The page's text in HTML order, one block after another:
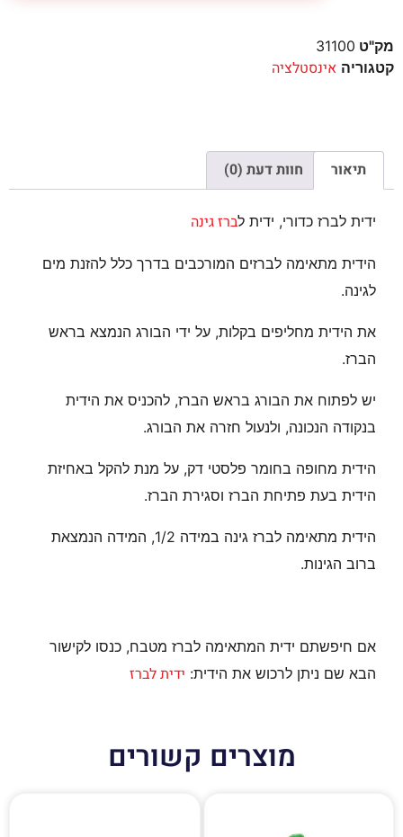
מק"ט 31100
קטגוריה אינסטלציה
תיאור חוות דעת (0)
ידית לברז כדורי, ידית לברז גינה
הידית מתאימה לברזים המורכבים בדרך כלל להזנת מים
לגינה.
את הידית מחליפים בקלות, על ידי הבורג הנמצא בראש
הברז.
יש לפתוח את הבורג בראש הברז, להכניס את הידית
בנקודה הנכונה, ולנעול חזרה את הבורג.
הידית מחופה בחומר פלסטי דק, על מנת להקל באחיזת
הידית בעת פתיחת הברז וסגירת הברז.
הידית מתאימה לברז גינה במידה 1/2, המידה הנמצאת
ברוב הגינות.
אם חיפשתם ידית המתאימה לברז מטבח, כנסו לקישור
הבא שם ניתן לרכוש את הידית: ידית לברז
מוצרים קשורים